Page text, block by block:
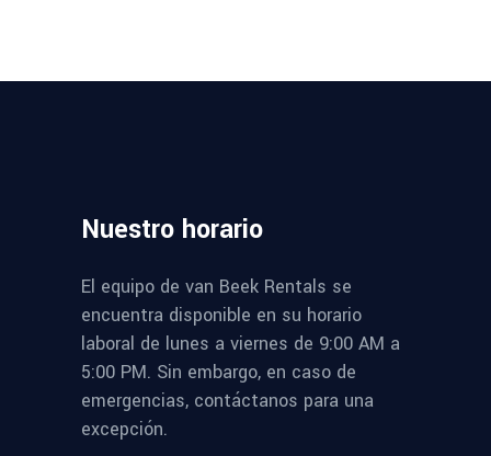
Nuestro horario
El equipo de van Beek Rentals se
encuentra disponible en su horario
laboral de lunes a viernes de 9:00 AM a
5:00 PM. Sin embargo, en caso de
emergencias, contáctanos para una
excepción.